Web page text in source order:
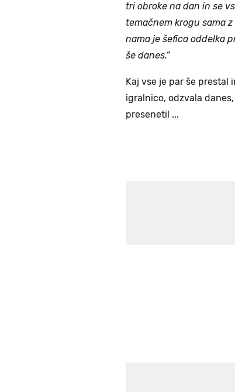
tri obroke na dan in se
temačnem krogu sama
nama je šefica oddelka
še danes.”
Kaj vse je par še prestal
igralnico, odzvala
presenetil ...